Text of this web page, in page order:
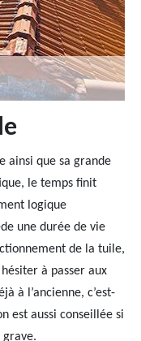
ainsi que sa grande
le temps finit
logique
une durée de vie
de la tuile,
à passer aux
à l’ancienne, c’est-
est aussi conseillée si
grave.